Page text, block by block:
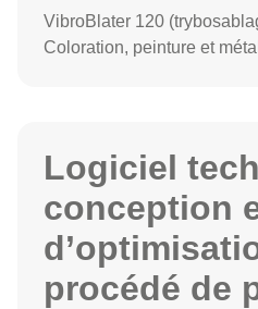
VibroBlater 120
Coloration, peinture et
Logiciel
conception
procédé de